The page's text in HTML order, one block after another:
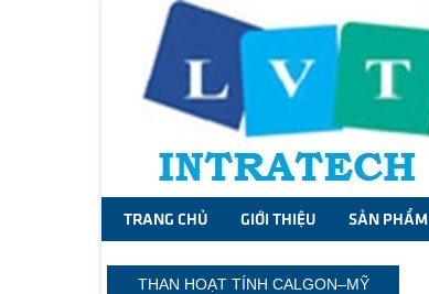
TRANG CHỦ GIỚI THIỆU SẢN PHẨM
THAN HOẠT TÍNH CALGON–MỸ